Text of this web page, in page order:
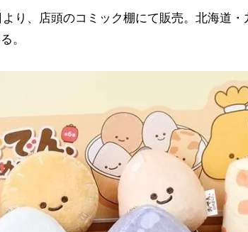
より、店頭のコミック棚にて販売。北海道
。